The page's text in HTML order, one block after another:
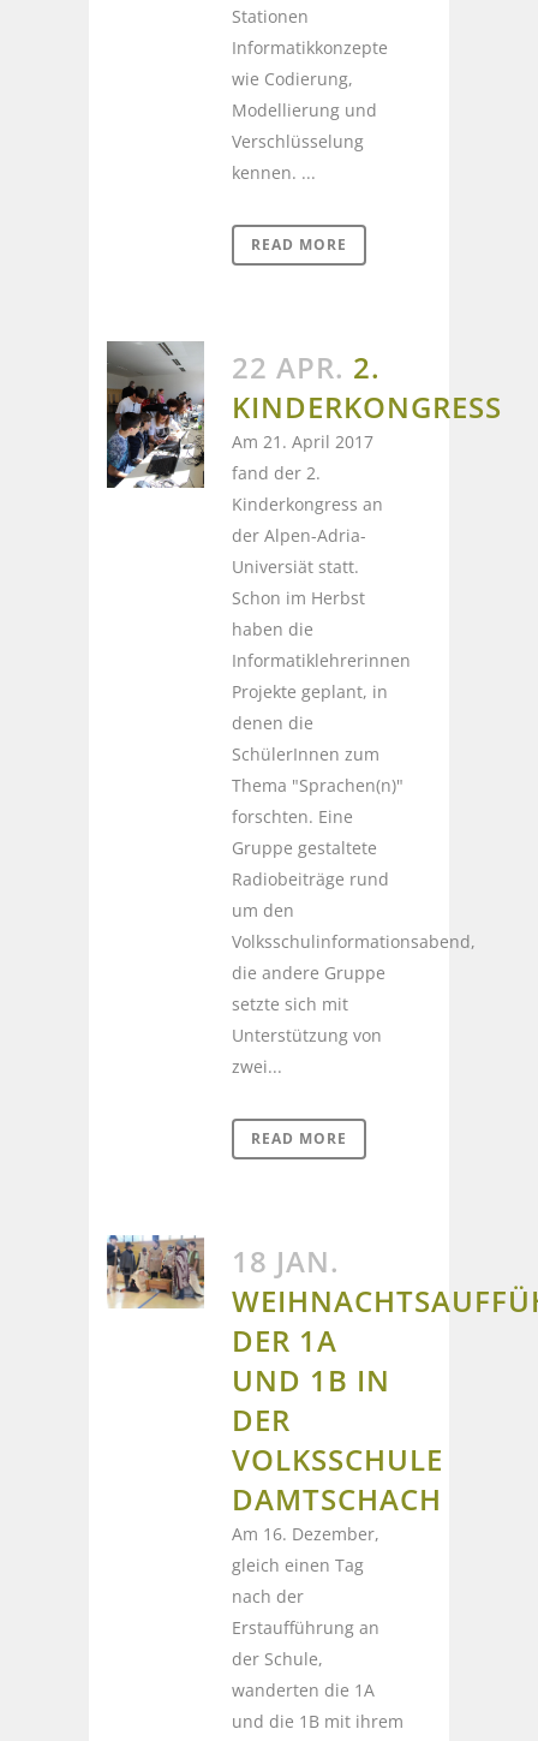
Stationen
Informatikkonzepte
wie Codierung,
Modellierung und
Verschlüsselung
kennen. ...
READ MORE
22 APR. 2.
KINDERKONGRESS
Am 21. April 2017
fand der 2.
Kinderkongress an
der Alpen-Adria-
Universiät statt.
Schon im Herbst
haben die
Informatiklehrerinnen
Projekte geplant, in
denen die
SchülerInnen zum
Thema "Sprachen(n)"
forschten. Eine
Gruppe gestaltete
Radiobeiträge rund
um den
Volksschulinformationsabend,
die andere Gruppe
setzte sich mit
Unterstützung von
zwei...
READ MORE
18 JAN.
DER 1A
UND 1B IN
DER
VOLKSSCHULE
DAMTSCHACH
Am 16. Dezember,
gleich einen Tag
nach der
Erstaufführung an
der Schule,
wanderten die 1A
und die 1B mit ihrem